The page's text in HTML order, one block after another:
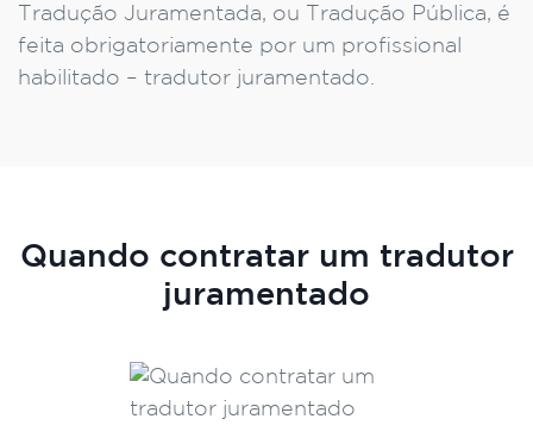
Tradução Juramentada, ou Tradução Pública, é
feita obrigatoriamente por um profissional
habilitado – tradutor juramentado.
Quando contratar um tradutor
juramentado